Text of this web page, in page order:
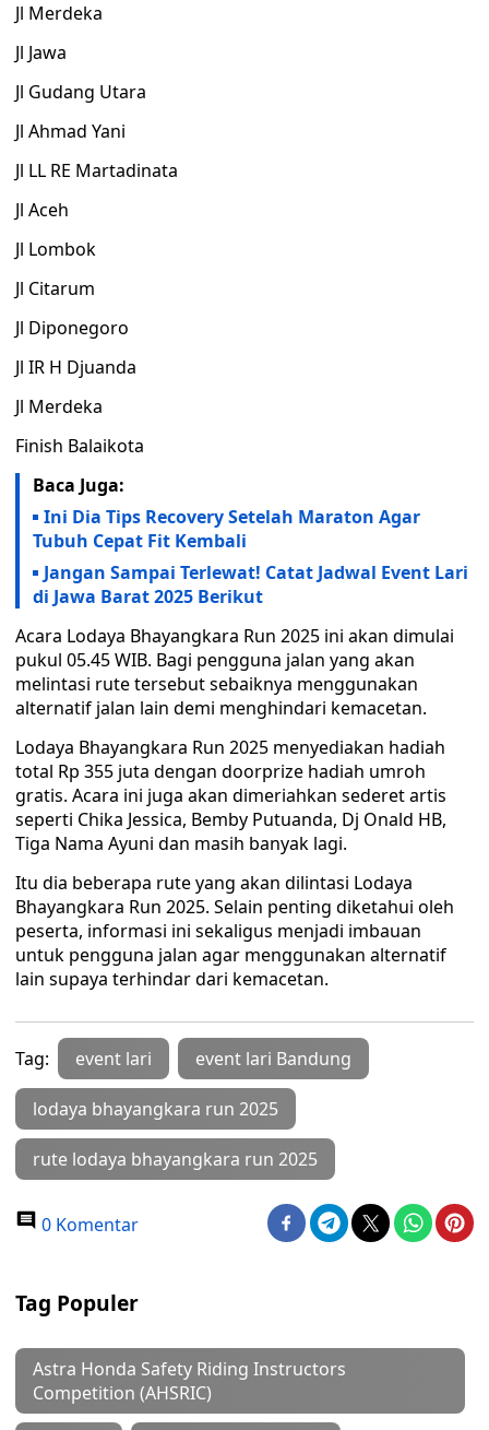
Jl Merdeka
Jl Jawa
Jl Gudang Utara
Jl Ahmad Yani
Jl LL RE Martadinata
Jl Aceh
Jl Lombok
Jl Citarum
Jl Diponegoro
Jl IR H Djuanda
Jl Merdeka
Finish Balaikota
Baca Juga:
Ini Dia Tips Recovery Setelah Maraton Agar
Tubuh Cepat Fit Kembali
Jangan Sampai Terlewat! Catat Jadwal Event Lari
di Jawa Barat 2025 Berikut
Acara Lodaya Bhayangkara Run 2025 ini akan dimulai
pukul 05.45 WIB. Bagi pengguna jalan yang akan
melintasi rute tersebut sebaiknya menggunakan
alternatif jalan lain demi menghindari kemacetan.
Lodaya Bhayangkara Run 2025 menyediakan hadiah
total Rp 355 juta dengan doorprize hadiah umroh
gratis. Acara ini juga akan dimeriahkan sederet artis
seperti Chika Jessica, Bemby Putuanda, Dj Onald HB,
Tiga Nama Ayuni dan masih banyak lagi.
Itu dia beberapa rute yang akan dilintasi Lodaya
Bhayangkara Run 2025. Selain penting diketahui oleh
peserta, informasi ini sekaligus menjadi imbauan
untuk pengguna jalan agar menggunakan alternatif
lain supaya terhindar dari kemacetan.
Tag: event lari event lari Bandung
lodaya bhayangkara run 2025
rute lodaya bhayangkara run 2025
0 Komentar
Tag Populer
Astra Honda Safety Riding Instructors
Competition (AHSRIC)